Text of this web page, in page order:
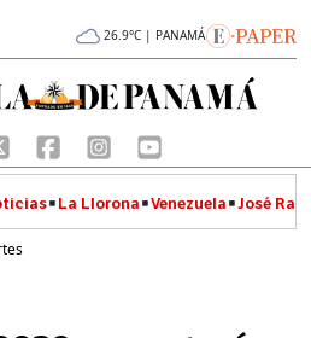
26.9°C | PANAMÁ
La Llorona Venezuela José